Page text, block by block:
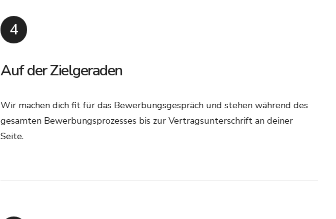
4
Auf der Zielgeraden
Wir machen dich fit für das Bewerbungsgespräch und stehen während des
gesamten Bewerbungsprozesses bis zur Vertragsunterschrift an deiner
Seite.​